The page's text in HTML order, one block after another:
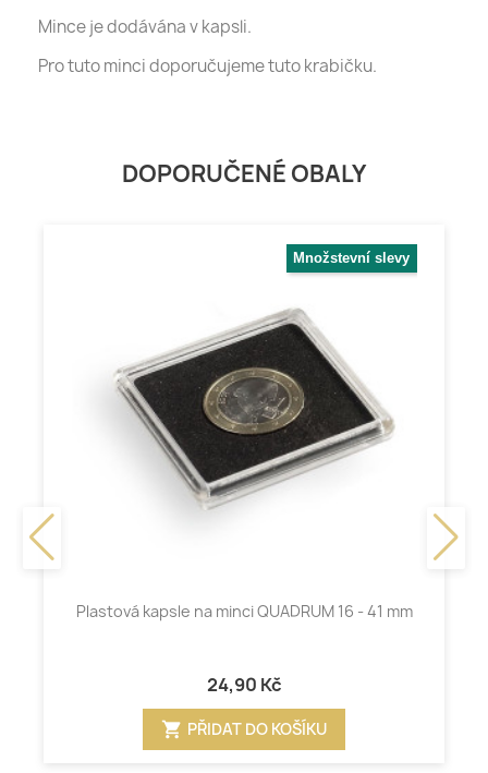
Mince je dodávána v kapsli.
Pro tuto minci doporučujeme tuto krabičku.
DOPORUČENÉ OBALY
Množstevní slevy
Plastová kapsle na minci QUADRUM 16 - 41 mm
24,90 Kč
shopping_cart PŘIDAT DO KOŠÍKU